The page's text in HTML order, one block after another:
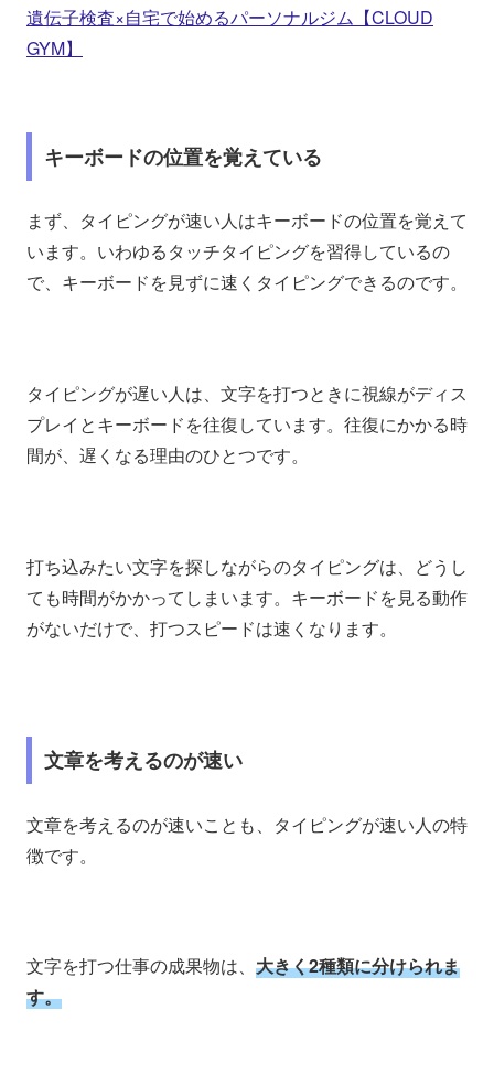
遺伝子検査×自宅で始めるパーソナルジム【CLOUD
GYM】
キーボードの位置を覚えている
まず、タイピングが速い人はキーボードの位置を覚えて
います。いわゆるタッチタイピングを習得しているの
で、キーボードを見ずに速くタイピングできるのです。
タイピングが遅い人は、文字を打つときに視線がディス
プレイとキーボードを往復しています。往復にかかる時
間が、遅くなる理由のひとつです。
打ち込みたい文字を探しながらのタイピングは、どうし
ても時間がかかってしまいます。キーボードを見る動作
がないだけで、打つスピードは速くなります。
文章を考えるのが速い
文章を考えるのが速いことも、タイピングが速い人の特
徴です。
文字を打つ仕事の成果物は、 大きく2種類に分けられま
す。